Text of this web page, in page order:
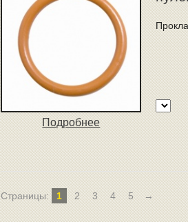
Подробнее
Страницы: 1 2 3 4 5 →